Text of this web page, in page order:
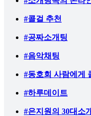
#콜걸 추천
#공짜소개팅
#음악채팅
#동호회 사람에게
#하루데이트
#은지원의 30대소